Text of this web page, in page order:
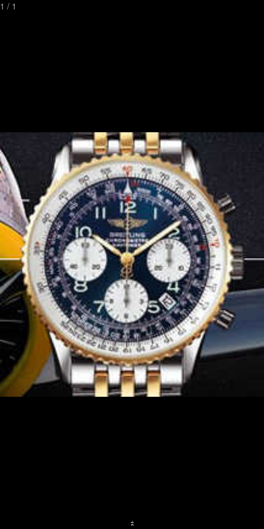
Watchstreet是最棒的寻找奢侈手表的地方
最潮流独特的腕表搜索及评论和图片所有者
联系我们
合作伙伴
1 / 1